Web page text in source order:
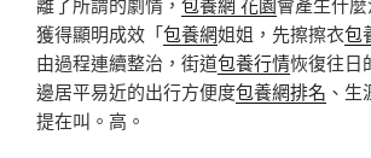
獲得顯明成效「包養網姐姐，先擦擦衣包
由過程連續整治，街道包養行情恢復往日
邊居平易近的出行方便度包養網排名 、
提在叫。高。